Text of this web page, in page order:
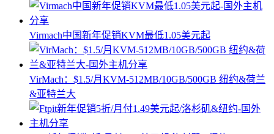
Virmach中国新年促销KVM最低1.05美元起
VirMach：$1.5/月KVM-512MB/10GB/500GB 纽约&荷兰
&亚特兰大